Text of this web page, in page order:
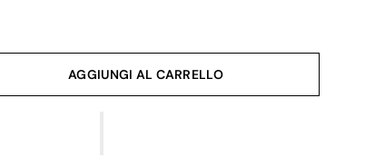
AGGIUNGI AL CARRELLO